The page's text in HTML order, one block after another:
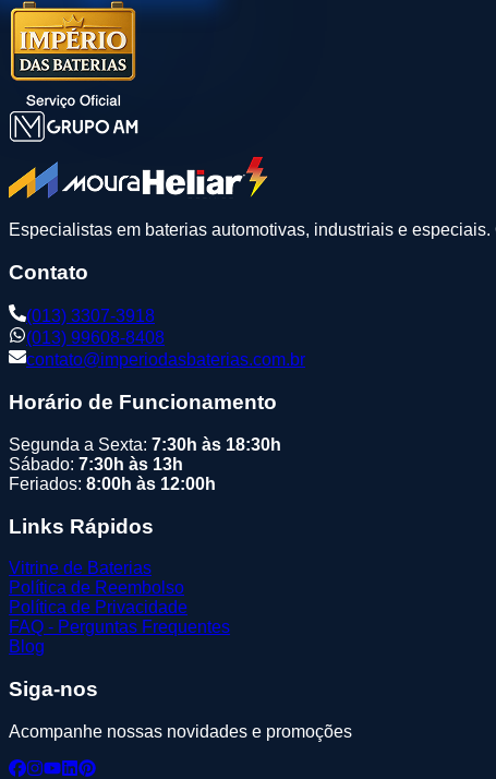
Especialistas em baterias automotivas, industriais e
Contato
(013) 3307-3918
(013) 99608-8408
contato@imperiodasbaterias.com.br
Horário de Funcionamento
Segunda a Sexta: 7:30h às 18:30h
Sábado: 7:30h às 13h
Feriados: 8:00h às 12:00h
Links Rápidos
Vitrine de Baterias
Política de Reembolso
Política de Privacidade
FAQ - Perguntas Frequentes
Blog
Siga-nos
Acompanhe nossas novidades e promoções